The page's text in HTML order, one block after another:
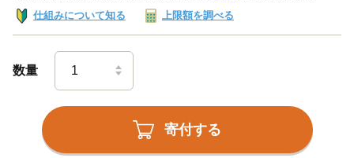
仕組みについて知る 上限額を調べる
数量
寄付する